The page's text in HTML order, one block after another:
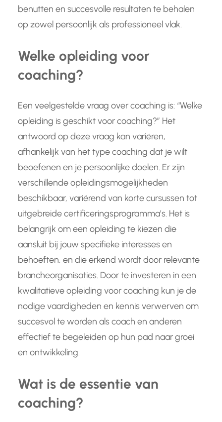
benutten en succesvolle resultaten te behalen
op zowel persoonlijk als professioneel vlak.
Welke opleiding voor
coaching?
Een veelgestelde vraag over coaching is: “Welke
opleiding is geschikt voor coaching?” Het
antwoord op deze vraag kan variëren,
afhankelijk van het type coaching dat je wilt
beoefenen en je persoonlijke doelen. Er zijn
verschillende opleidingsmogelijkheden
beschikbaar, variërend van korte cursussen tot
uitgebreide certificeringsprogramma’s. Het is
belangrijk om een opleiding te kiezen die
aansluit bij jouw specifieke interesses en
behoeften, en die erkend wordt door relevante
brancheorganisaties. Door te investeren in een
kwalitatieve opleiding voor coaching kun je de
nodige vaardigheden en kennis verwerven om
succesvol te worden als coach en anderen
effectief te begeleiden op hun pad naar groei
en ontwikkeling.
Wat is de essentie van
coaching?